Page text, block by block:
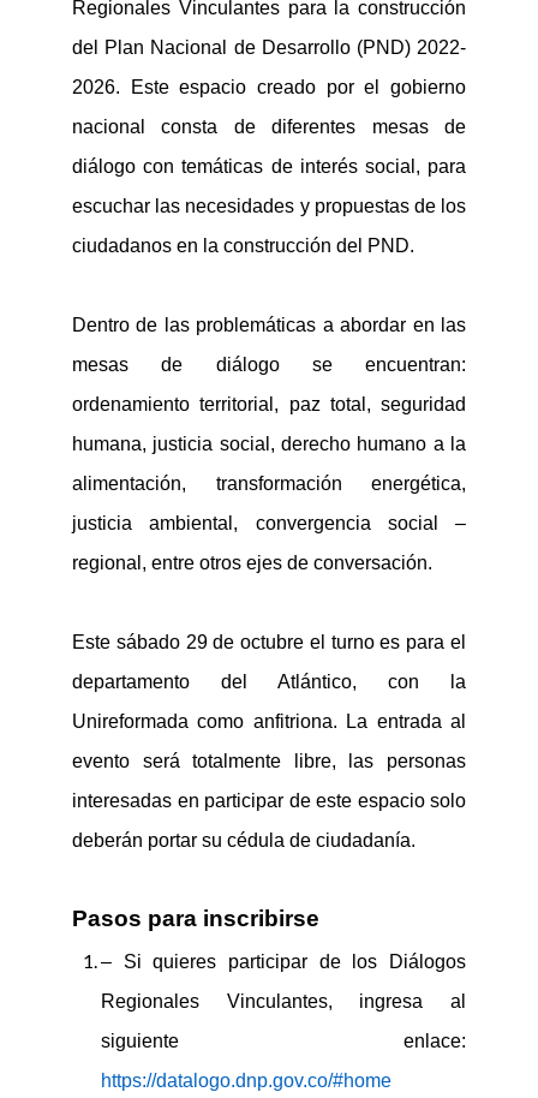
Regionales Vinculantes para la construcción
del Plan Nacional de Desarrollo (PND) 2022-
2026. Este espacio creado por el gobierno
nacional consta dediferentes mesas de
diálogo con temáticas de interés social , para
escuchar las necesidades y propuestas de los
ciudadanos en la construcción de l PND.
Dentro de las problemáticas a abordar en las
mesas de diálogo se encuentran:
ordenamientoterritorial , paz total , seguridad
humana, justicia social, derecho humano a la
alimentación, transformación energética,
justicia ambiental, convergencia social –
regional , entre otros ejes de conversación.
Este sábado 29 de octubre el turno es para el
departamento del Atlántico, con la
Unireformada como anfitriona. La entrada al
evento será totalmente libre, las personas
interesadas en participar de este espacio solo
deberán portar su cédula de ciudadanía.
Pasos para inscribirse
– Si quieres participar de los Diálogos
Regionales Vinculantes, ingresa al
siguiente enlace:
https://datalogo.dnp.gov.co/#home